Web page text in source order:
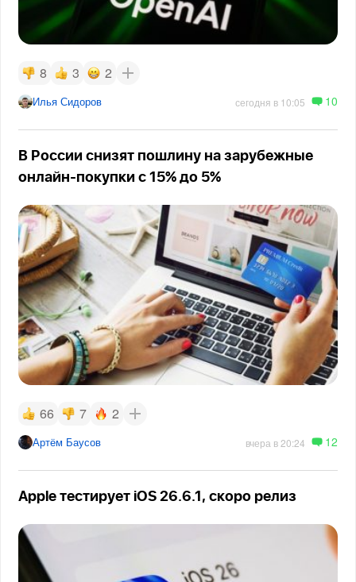
8 3 2
Илья Сидоров сегодня в 10:05 10
В России снизят пошлину на зарубежные
онлайн-покупки с 15% до 5%
66 7 2
Артём Баусов вчера в 20:24 12
Apple тестирует iOS 26.6.1, скоро релиз